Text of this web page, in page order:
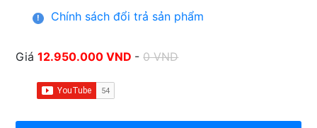
! Chính sách đổi trả sản phẩm
Giá12.950.000 VND -0 VND